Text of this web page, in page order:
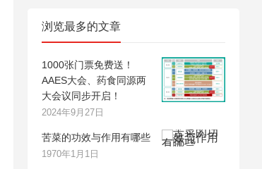
浏览最多的文章
1000张门票免费送！
AAES大会、药食同源两
大会议同步开启！
2024年9月27日
苦菜的功效与作用有哪些
1970年1月1日